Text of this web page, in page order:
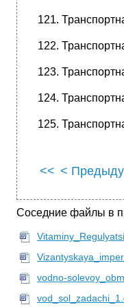
121.
122.
123.
124.
125.
<< <
Соседние файлы в
vodno-